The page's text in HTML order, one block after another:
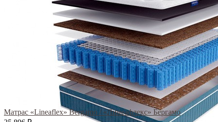
Матрас «Lineaflex» Bergamo / «Линеафлекс» Бергамо